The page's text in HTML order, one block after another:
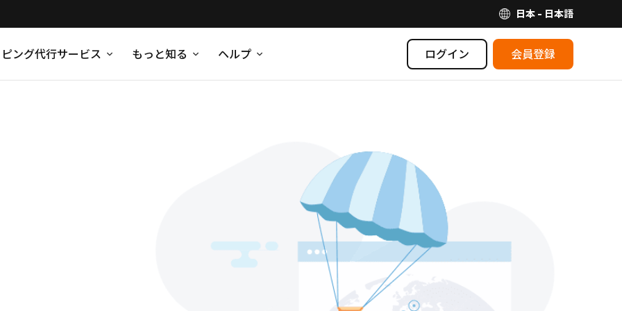
日本 - 日本語
ング代行サービス もっと知る ヘルプ ログイン 会員登録